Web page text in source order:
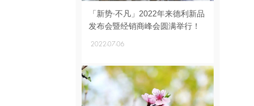
「新势·不凡」2022年来德利新品
发布会暨经销商峰会圆满举行！
2022-07-06